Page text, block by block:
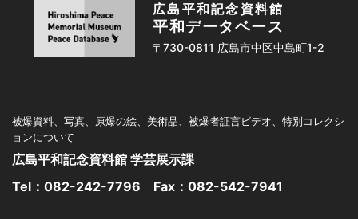
広島平和記念資料館
平和データベース
〒730-0811 広島市中区中島町1-2
被爆資料、写真、原爆の絵、美術品、被爆者証言ビデオ、特別コレクシ
ョンについて
広島平和記念資料館 学芸展示課
Tel： 082-242-7796 Fax：082-542-7941